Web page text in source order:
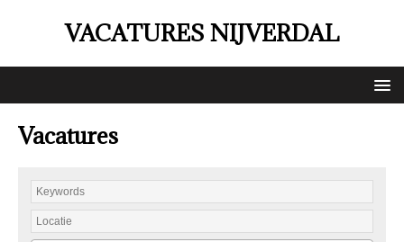
VACATURES NIJVERDAL
Vacatures